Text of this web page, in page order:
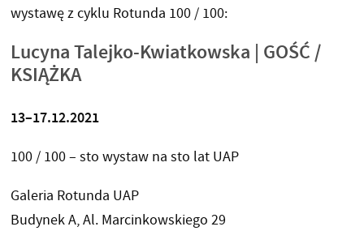
wystawę z cyklu Rotunda 100 / 100:
Lucyna Talejko-Kwiatkowska | GOŚĆ /
KSIĄŻKA
13–17.12.2021
100 / 100 – sto wystaw na sto lat UAP
Galeria Rotunda UAP
Budynek A, Al. Marcinkowskiego 29